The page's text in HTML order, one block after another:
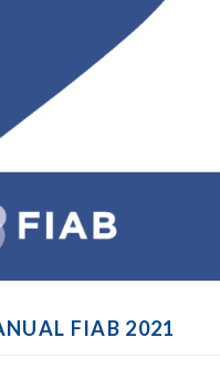
FIAB 2021